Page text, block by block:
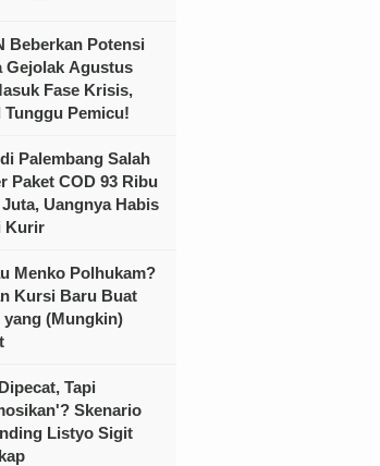
Beberkan Potensi
Gejolak Agustus
Fase Krisis,
Tunggu Pemicu!
Palembang Salah
Paket COD 93 Ribu
Uangnya Habis
Kurir
Menko Polhukam?
Kursi Baru Buat
yang (Mungkin)
Tapi
Skenario
Listyo Sigit